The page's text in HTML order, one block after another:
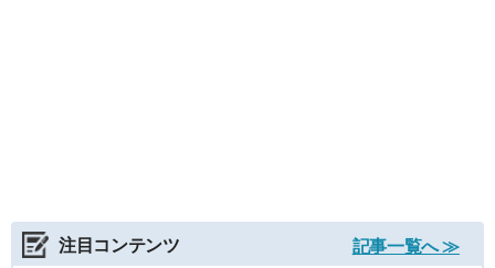
注目コンテンツ
記事一覧へ ≫